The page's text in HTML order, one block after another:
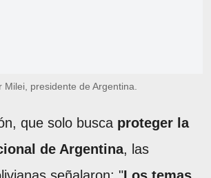
Milei, presidente de Argentina.
que solo busca proteger la
de Argentina, las